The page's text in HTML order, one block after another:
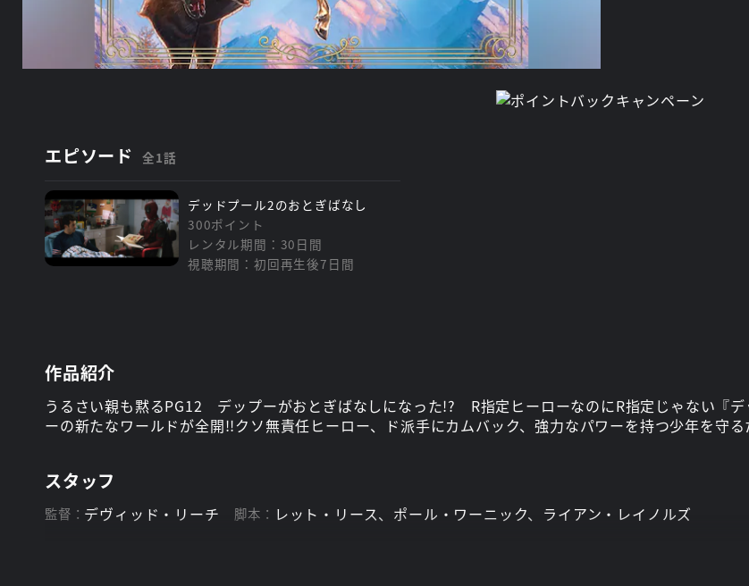
エピソード 全1話
デッドプール2のおとぎばなし
300ポイント
レンタル期間：30日間
視聴期間：初回再生後7日間
作品紹介
うるさい親も黙るPG12 デップーがおとぎばなしになった!? R指定ヒーローなのにR指定じゃない『
ーの新たなワールドが全開!!クソ無責任ヒーロー、ド派手にカムバック、強力なパワーを持つ少年を守
スタッフ
監督： デヴィッド・リーチ 脚本： レット・リース、ポール・ワーニック、ライアン・レイノルズ